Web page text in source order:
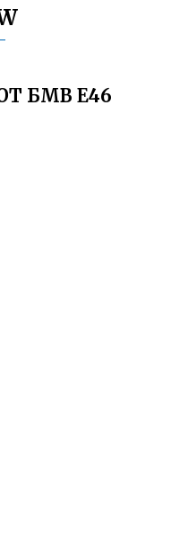
БМВ Е46